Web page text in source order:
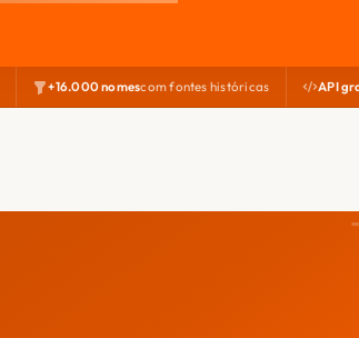
+16.000 nomescom fontes históricas API